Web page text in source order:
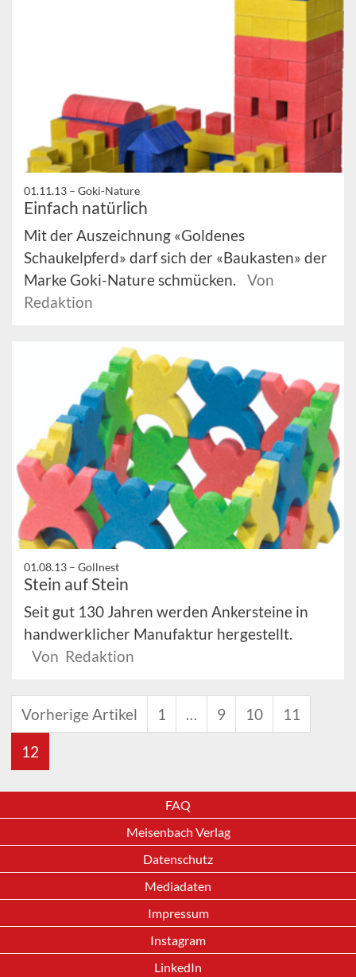
01.11.13 – Goki-Nature
Einfach natürlich
Mit der Auszeichnung «Goldenes
Schaukelpferd» darf sich der «Baukasten» der
Marke Goki-Nature schmücken.
Von
Redaktion
01.08.13 – Gollnest
Stein auf Stein
Seit gut 130 Jahren werden Ankersteine in
handwerklicher Manufaktur hergestellt.
Von Redaktion
Vorherige Artikel 1 … 9 10 11
12
FAQ
Meisenbach Verlag
Datenschutz
Mediadaten
Impressum
Instagram
LinkedIn